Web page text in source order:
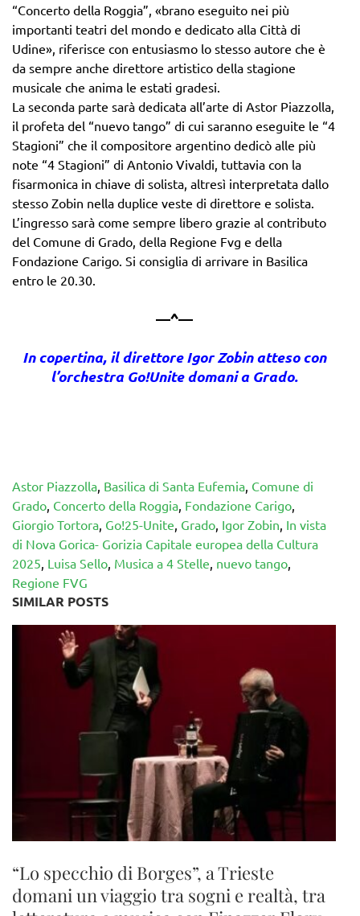
“Concerto della Roggia”, «brano eseguito nei più
importanti teatri del mondo e dedicato alla Città di
Udine», riferisce con entusiasmo lo stesso autore che è
da sempre anche direttore artistico della stagione
musicale che anima le estati gradesi.
La seconda parte sarà dedicata all’arte di Astor Piazzolla,
il profeta del “nuevo tango” di cui saranno eseguite le “4
Stagioni” che il compositore argentino dedicò alle più
note “4 Stagioni” di Antonio Vivaldi, tuttavia con la
fisarmonica in chiave di solista, altresì interpretata dallo
stesso Zobin nella duplice veste di direttore e solista.
L’ingresso sarà come sempre libero grazie al contributo
del Comune di Grado, della Regione Fvg e della
Fondazione Carigo. Si consiglia di arrivare in Basilica
entro le 20.30.
—^—
In copertina, il direttore Igor Zobin atteso con
l’orchestra Go!Unite domani a Grado.
Astor Piazzolla, Basilica di Santa Eufemia, Comune di
Grado, Concerto della Roggia, Fondazione Carigo,
Giorgio Tortora, Go!25-Unite, Grado, Igor Zobin, In vista
di Nova Gorica- Gorizia Capitale europea della Cultura
2025, Luisa Sello, Musica a 4 Stelle, nuevo tango,
Regione FVG
SIMILAR POSTS
“Lo specchio di Borges”, a Trieste
domani un viaggio tra sogni e realtà, tra